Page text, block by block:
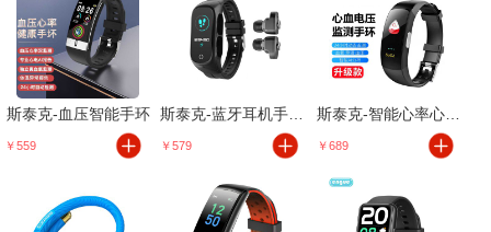
斯泰克-血压智能手环
￥559 ￥579
斯泰克-智能心率心电手环
￥689